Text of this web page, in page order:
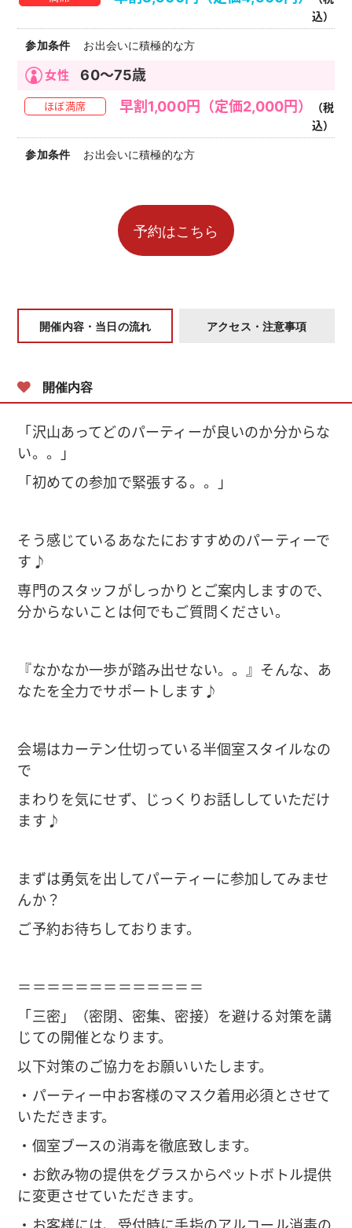
込）
お出会いに積極的な方
60～75歳
ほぼ満席 早割1,000円（定価2,000円）
（税
込）
お出会いに積極的な方
開催内容・当日の流れ アクセス・注意事項
開催内容
「沢山あってどのパーティーが良いのか分からな
い。。」
「初めての参加で緊張する。。」
そう感じているあなたにおすすめのパーティーで
す♪
専門のスタッフがしっかりとご案内しますので、
分からないことは何でもご質問ください。
『なかなか一歩が踏み出せない。。』そんな、あ
なたを全力でサポートします♪
会場はカーテン仕切っている半個室スタイルなの
で
まわりを気にせず、じっくりお話ししていただけ
ます♪
まずは勇気を出してパーティーに参加してみませ
んか？
ご予約お待ちしております。
＝＝＝＝＝＝＝＝＝＝＝＝＝
「三密」（密閉、密集、密接）を避ける対策を講
じての開催となります。
以下対策のご協力をお願いいたします。
・パーティー中お客様のマスク着用必須とさせて
いただきます。
・個室ブースの消毒を徹底致します。
・お飲み物の提供をグラスからペットボトル提供
に変更させていただきます。